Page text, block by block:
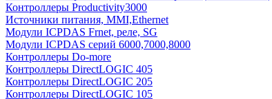
Контроллеры Productivity3000
Источники питания, MMI,Ethernet
Модули ICPDAS Frnet, реле, SG
Модули ICPDAS серий 6000,7000,8000
Контроллеры Do-more
Контроллеры DirectLOGIC 405
Контроллеры DirectLOGIC 205
Контроллеры DirectLOGIC 105